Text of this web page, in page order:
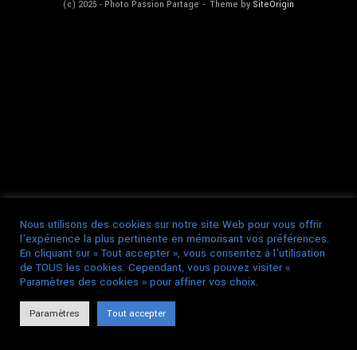
(c) 2025 - Photo Passion Partage Theme by SiteOrigin
Nous utilisons des cookies sur notre site Web pour vous offrir
l'expérience la plus pertinente en mémorisant vos préférences.
En cliquant sur « Tout accepter », vous consentez à l'utilisation
de TOUS les cookies. Cependant, vous pouvez visiter «
Paramètres des cookies » pour affiner vos choix.
Paramètres Tout accepter